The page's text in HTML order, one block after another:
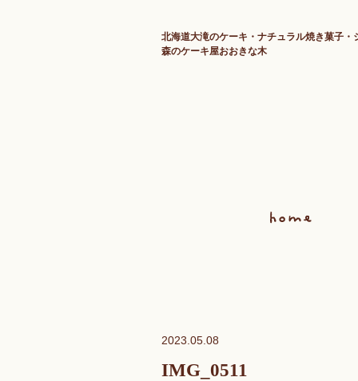
北海道大滝のケーキ・ナチュラル焼き菓子・
森のケーキ屋おおきな木
2023.05.08
IMG_0511